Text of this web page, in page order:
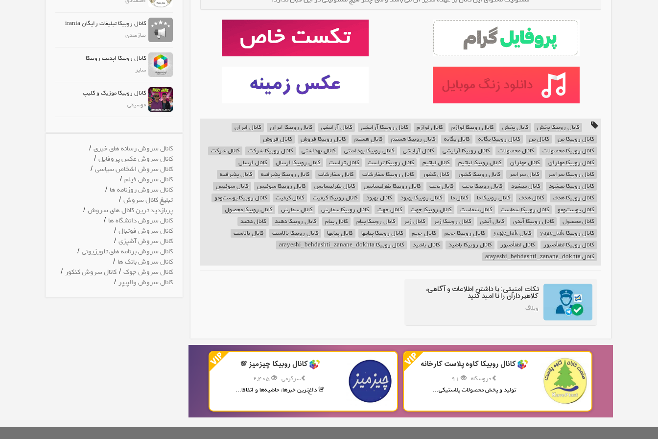
کانال روبیکا پخش کانال پخش کانال روبیکا لوازم کانال لوازم کانال روبیکا آرایشی کانال آرایشی کانال روبیکا ایران
کانال ایران
کانال روبیکا من
کانال من کانال روبیکا یگانه کانال یگانه کانال روبیکا هستم کانال هستم کانال روبیکا فروش
کانال فروش
کانال روبیکا محصولات
کانال محصولات کانال روبیکا آرایشی کانال آرایشی کانال روبیکا بهداشتی کانال بهداشتی کانال روبیکا شرکت
کانال شرکت
کانال روبیکا مهلران
کانال مهلران کانال روبیکا لیاتیم کانال لیاتیم کانال روبیکا تراست کانال تراست کانال روبیکا ارسال
کانال ارسال
کانال روبیکا سراسر
کانال سراسر کانال روبیکا کشور کانال کشور کانال روبیکا سفارشات کانال سفارشات کانال روبیکا پذیرفته
کانال پذیرفته
کانال روبیکا میشود
کانال میشود کانال روبیکا تحت کانال تحت کانال روبیکا نظرلیسانس کانال نظرلیسانس کانال روبیکا سوئیس
کانال سوئیس
کانال روبیکا هدف
کانال هدف کانال روبیکا ما کانال ما کانال روبیکا بهبود کانال بهبود کانال روبیکا کیفیت کانال کیفیت
کانال روبیکا پوست‌ومو
کانال پوست‌ومو
کانال روبیکا شماست کانال شماست کانال روبیکا جهت کانال جهت کانال روبیکا سفارش کانال سفارش
کانال روبیکا محصول
کانال محصول
کانال روبیکا آیدی کانال آیدی کانال روبیکا زیر کانال زیر کانال روبیکا پیام کانال پیام کانال روبیکا دهید
کانال دهید
کانال روبیکا yage_tak
کانال yage_tak کانال روبیکا حجم کانال حجم کانال روبیکا پیامها کانال پیامها کانال روبیکا بالاست
کانال بالاست
کانال روبیکا لطفاًصبور
کانال لطفاًصبور کانال روبیکا باشید کانال باشید
کانال روبیکا arayeshi_behdashti_zanane_dokhta
کانال arayeshi_behdashti_zanane_dokhta
نکات امنیتی: با داشتن اطلاعات و آگاهی،
کلاهبرداران را نا امید کنید
وبلاگ
کانال روبیکا کاوه پلاست کارخانه
فروشگاه
تولید و پخش محصولات پلاستیکی...
کانال روبیکا چیزمیز 💯
سرگرمی
2,405
🚨 داغ‌ترین خبرها، حاشیه‌ها و اتفاقا...
کانال روبیکا تبلیغات رایگان irania
نیازمندی
کانال روبیکا اپدیت روبیکا
سایر
کانال روبیکا موزیک و کلیپ
موسیقی
کانال سروش رسانه های خبری/
کانال سروش عکس پروفایل/
کانال سروش اشخاص سیاسی/
کانال سروش فیلم/
کانال سروش روزنامه ها /
تبلیغ کانال سروش/
پربازدید ترین کانال های سروش/
کانال سروش دانشگاه ها /
کانال سروش فوتبال/
کانال سروش آشپزی/
کانال سروش برنامه های تلویزیونی/
کانال سروش بانک ها /
کانال سروش جوک/ کانال سروش کنکور/
کانال سروش والپیپر/